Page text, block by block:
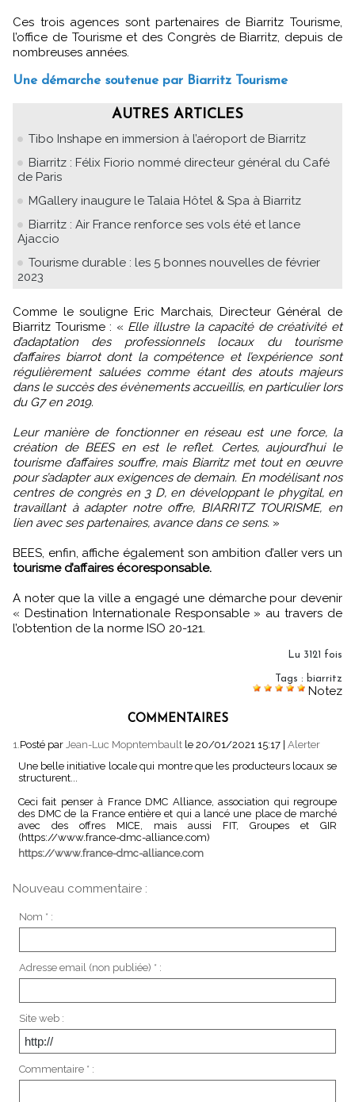
Ces trois agences sont partenaires de Biarritz Tourisme,
l’office de Tourisme et des Congrès de Biarritz, depuis de
nombreuses années.
Une démarche soutenue par Biarritz Tourisme
AUTRES ARTICLES
Tibo Inshape en immersion à l’aéroport de Biarritz
Biarritz : Félix Fiorio nommé directeur général du Café
de Paris
MGallery inaugure le Talaia Hôtel & Spa à Biarritz
Biarritz : Air France renforce ses vols été et lance
Ajaccio
Tourisme durable : les 5 bonnes nouvelles de février
2023
Comme le souligne Eric Marchais, Directeur Général de
Biarritz Tourisme : « Elle illustre la capacité de créativité et
d’adaptation des professionnels locaux du tourisme
d’affaires biarrot dont la compétence et l’expérience sont
régulièrement saluées comme étant des atouts majeurs
dans le succès des évènements accueillis, en particulier lors
du G7 en 2019.
Leur manière de fonctionner en réseau est une force, la
création de BEES en est le reflet. Certes, aujourd’hui le
tourisme d’affaires souffre, mais Biarritz met tout en œuvre
pour s’adapter aux exigences de demain. En modélisant nos
centres de congrès en 3 D, en développant le phygital, en
travaillant à adapter notre offre, BIARRITZ TOURISME, en
lien avec ses partenaires, avance dans ce sens. »
BEES, enfin, affiche également son ambition d’aller vers un
tourisme d’affaires écoresponsable.
A noter que la ville a engagé une démarche pour devenir
« Destination Internationale Responsable » au travers de
l’obtention de la norme ISO 20-121.
Lu 3121 fois
Tags : biarritz
Notez
COMMENTAIRES
1. Posté par Jean-Luc Mopntembault le 20/01/2021 15:17 Alerter
Une belle initiative locale qui montre que les producteurs locaux se
structurent...
Ceci fait penser à France DMC Alliance, association qui regroupe
des DMC de la France entière et qui a lancé une place de marché
avec des offres MICE, mais aussi FIT, Groupes et GIR
(https://www.france-dmc-alliance.com)
https://www.france-dmc-alliance.com
Nouveau commentaire :
Nom * :
Adresse email (non publiée) * :
Site web :
Commentaire * :